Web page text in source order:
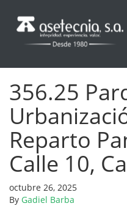
356.25
Reparto
Calle 10,
octubre 26, 2025
By Gadiel Barba